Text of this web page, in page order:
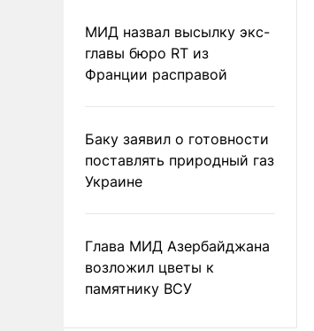
МИД назвал высылку экс-
главы бюро RT из
Франции расправой
Баку заявил о готовности
поставлять природный газ
Украине
Глава МИД Азербайджана
возложил цветы к
памятнику ВСУ